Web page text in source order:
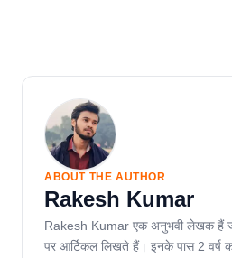
ABOUT THE AUTHOR
Rakesh Kumar
Rakesh Kumar एक अनुभवी लेखक हैं
पर आर्टिकल लिखते हैं। इनके पास 2 वर्ष